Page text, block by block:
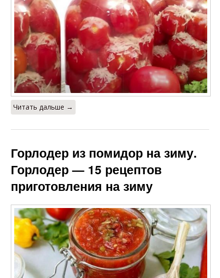
Читать дальше →
Горлодер из помидор на зиму.
Горлодер — 15 рецептов
приготовления на зиму